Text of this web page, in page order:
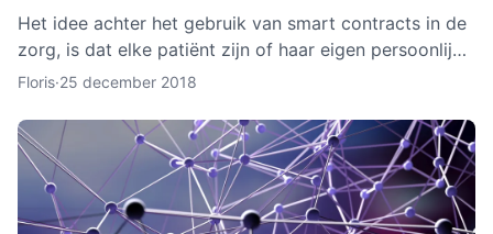
Het idee achter het gebruik van smart contracts in de
zorg, is dat elke patiënt zijn of haar eigen persoonlijke
data vanaf ieder online apparaat kan inzien en b
Floris·25 december 2018